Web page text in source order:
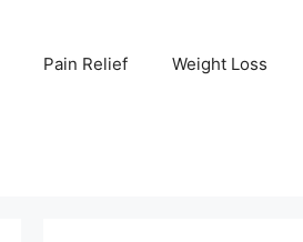
Pain Relief Weight Loss